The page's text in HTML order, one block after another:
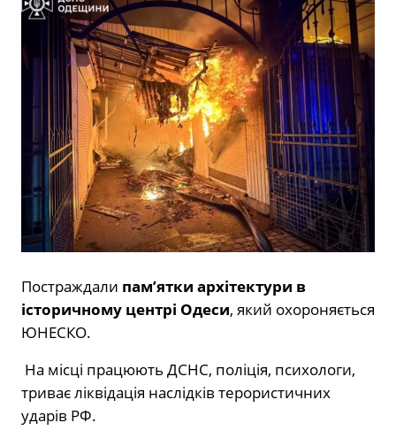
Постраждали пам’ятки архітектури в
історичному центрі Одеси, який охороняється
ЮНЕСКО.
На місці працюють ДСНС, поліція, психологи,
триває ліквідація наслідків терористичних
ударів РФ.